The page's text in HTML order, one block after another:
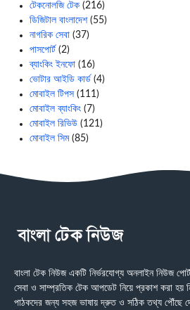
টেকনোলজি টেক (216)
ডিজিটাল বাংলাদেশ(55)
নাগরিক সেবা (37)
পাসপোর্ট (2)
ব্যাংকিং ইনফো (16)
ভোটার আইডি কার্ড (4)
মোবাইল টিপস (111)
মোবাইল ব্যাংকিং (7)
মোবাইল রিভিউ (121)
মোবাইল সিম(85)
বাংলা টেক নিউজ একটি নির্ভরযোগ্য অনলাইন নিউজ
সেবা ও সাম্প্রতিক টেক আপডেট নিয়ে প্রকাশ করা হয়
পাঠকদের জন্য সহজ ভাষায় দ্রুত ও সঠিক তথ্য পৌঁছে